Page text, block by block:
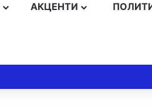
АКЦЕНТИ